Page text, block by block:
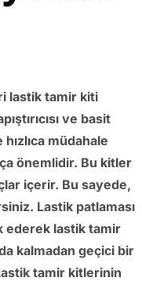
lastik tamir kiti
ve basit
müdahale
önemlidir. Bu kitler
içerir. Bu sayede,
Lastik patlaması
ederek lastik tamir
kalmadan geçici bir
tamir kitlerinin